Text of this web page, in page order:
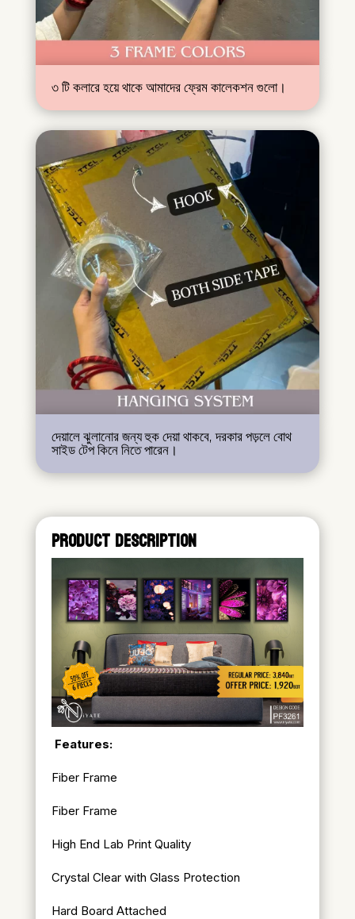
৩ টি কলারে হয়ে থাকে আমাদের ফ্রেম কালেকশন গুলো।
দেয়ালে ঝুলানোর জন্য হুক দেয়া থাকবে, দরকার পড়লে বোথ
সাইড টেপ কিনে নিতে পারেন।
PRODUCT DESCRIPTION
Features:
Fiber Frame
Fiber Frame
High End Lab Print Quality
Crystal Clear with Glass Protection
Hard Board Attached